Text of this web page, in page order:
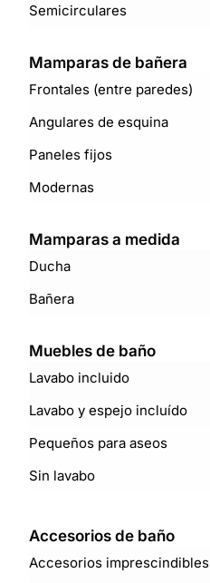
Semicirculares
Mamparas de bañera
Frontales (entre paredes)
Angulares de esquina
Paneles fijos
Modernas
Mamparas a medida
Ducha
Bañera
Muebles de baño
Lavabo incluido
Lavabo y espejo incluído
Pequeños para aseos
Sin lavabo
Accesorios de baño
Accesorios imprescindibles